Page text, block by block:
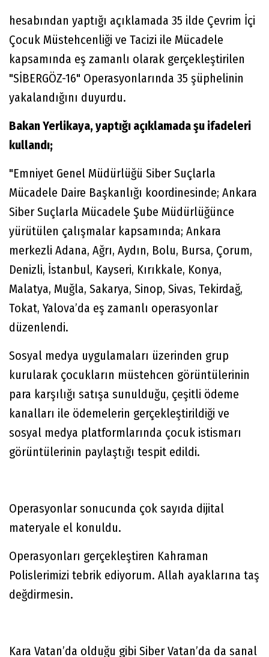
hesabından yaptığı açıklamada 35 ilde Çevrim İçi
Çocuk Müstehcenliği ve Tacizi ile Mücadele
kapsamında eş zamanlı olarak gerçekleştirilen
"SİBERGÖZ-16" Operasyonlarında 35 şüphelinin
yakalandığını duyurdu.
Bakan Yerlikaya, yaptığı açıklamada şu ifadeleri
kullandı;
"Emniyet Genel Müdürlüğü Siber Suçlarla
Mücadele Daire Başkanlığı koordinesinde; Ankara
Siber Suçlarla Mücadele Şube Müdürlüğünce
yürütülen çalışmalar kapsamında; Ankara
merkezli Adana, Ağrı, Aydın, Bolu, Bursa, Çorum,
Denizli, İstanbul, Kayseri, Kırıkkale, Konya,
Malatya, Muğla, Sakarya, Sinop, Sivas, Tekirdağ,
Tokat, Yalova’da eş zamanlı operasyonlar
düzenlendi.
Sosyal medya uygulamaları üzerinden grup
kurularak çocukların müstehcen görüntülerinin
para karşılığı satışa sunulduğu, çeşitli ödeme
kanalları ile ödemelerin gerçekleştirildiği ve
sosyal medya platformlarında çocuk istismarı
görüntülerinin paylaştığı tespit edildi.
Operasyonlar sonucunda çok sayıda dijital
materyale el konuldu.
Operasyonları gerçekleştiren Kahraman
Polislerimizi tebrik ediyorum. Allah ayaklarına taş
değdirmesin.
Kara Vatan’da olduğu gibi Siber Vatan’da da sanal